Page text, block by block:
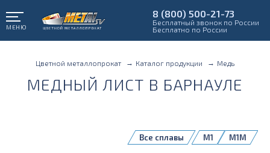
МЕНЮ
8 (800) 500-21-73
Бесплатный звонок по России
Бесплатно по России
Цветной металлопрокат Каталог продукции Медь
МЕДНЫЙ ЛИСТ В БАРНАУЛЕ
М1 М1М
Все сплавы